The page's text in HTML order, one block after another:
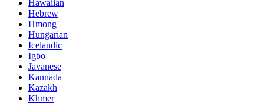
Hawaiian
Hebrew
Hmong
Hungarian
Icelandic
Igbo
Javanese
Kannada
Kazakh
Khmer